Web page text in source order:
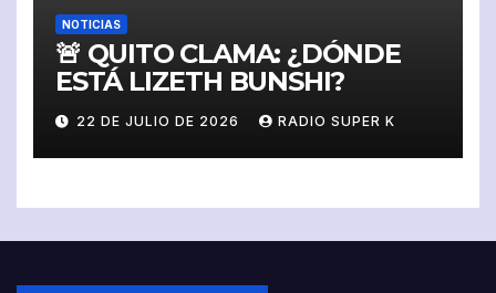
NOTICIAS
🚨 QUITO CLAMA: ¿DÓNDE
ESTÁ LIZETH BUNSHI?
22 DE JULIO DE 2026 RADIO SUPER K